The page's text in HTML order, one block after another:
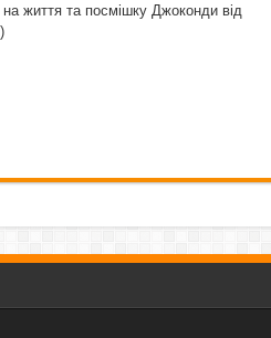
життя та посмішку Джоконди від